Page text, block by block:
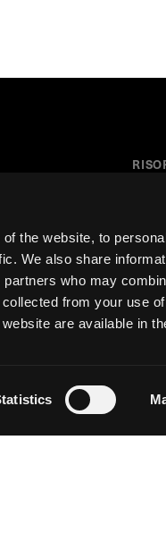
the website, to
We also share
who may
from your use
are available in
Area